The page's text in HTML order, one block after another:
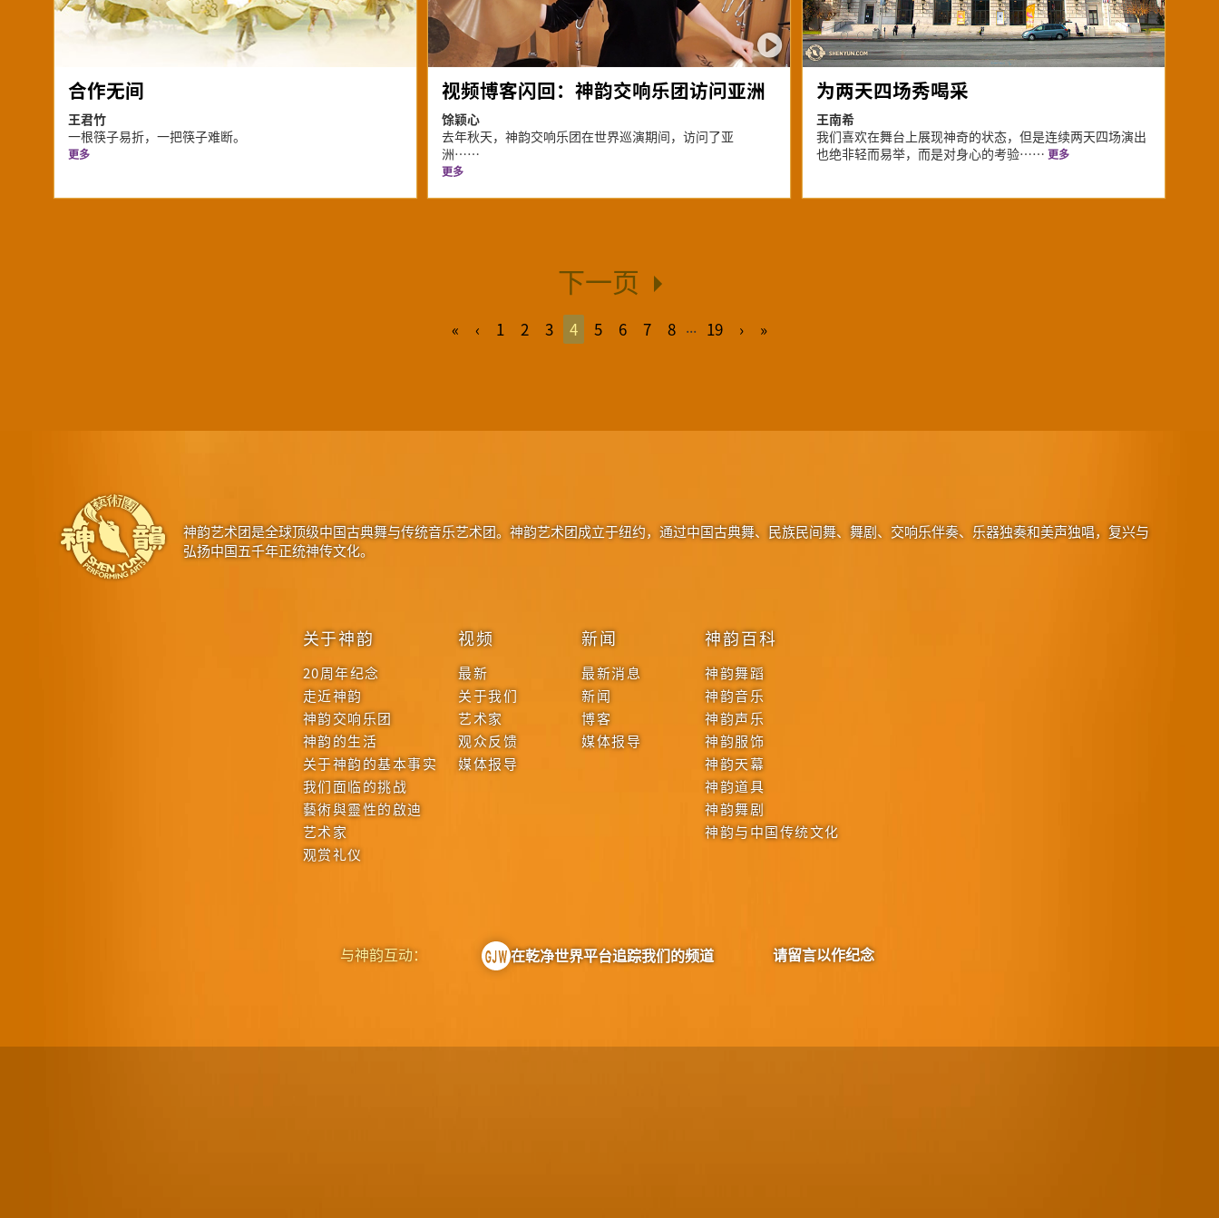
合作无间
王君竹
一根筷子易折，一把筷子难断。
更多
视频博客闪回：神韵交响乐团访问亚洲
馀颖心
去年秋天，神韵交响乐团在世界巡演期间，访问了亚
洲⋯⋯
更多
为两天四场秀喝采
王南希
我们喜欢在舞台上展现神奇的状态，但是连续两天四场演出
也绝非轻而易举，而是对身心的考验⋯⋯更多
下一页
« ‹ 1 2 3 4 5 6 7 8 ... 19 › »
神韵艺术团是全球顶级中国古典舞与传统音乐艺术团。神韵艺术团成立于纽约，通过中国古典舞、民族民间舞、舞剧、交响乐伴奏、乐器独奏和美声独唱，复兴与
弘扬中国五千年正统神传文化。
关于神韵
20周年纪念
走近神韵
神韵交响乐团
神韵的生活
关于神韵的基本事实
我们面临的挑战
藝術與靈性的啟迪
艺术家
观赏礼仪
视频
最新
关于我们
艺术家
观众反馈
媒体报导
新闻
最新消息
新闻
博客
媒体报导
神韵百科
神韵舞蹈
神韵音乐
神韵声乐
神韵服饰
神韵天幕
神韵道具
神韵舞剧
神韵与中国传统文化
与神韵互动： 在乾净世界平台追踪我们的频道 请留言以作纪念